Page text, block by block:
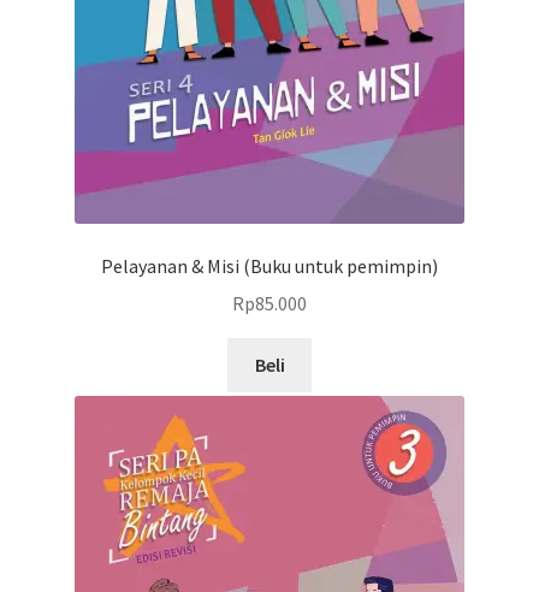
Pelayanan & Misi (Buku untuk pemimpin)
Rp85.000
Beli